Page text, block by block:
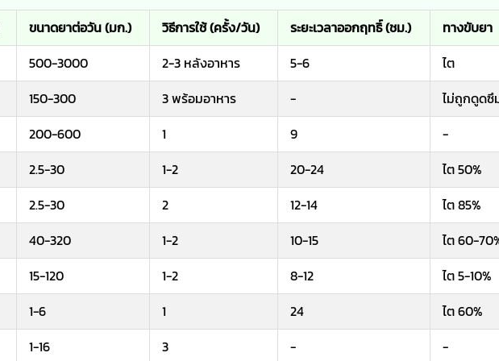
ขนาดยาต่อวัน (มก.) วิธีการใช้ (ครั้ง/วัน) ระยะเวลาออกฤทธิ์ (ชม.)
ทางขับยา
500-3000 2-3 หลังอาหาร 5-6
ไต
150-300 3 พร้อมอาหาร -
ไม่ถูกดูดซึ
200-600 1 9
-
2.5-30 1-2 20-24
ไต 50%
2.5-30 2 12-14
ไต 85%
40-320 1-2 10-15
ไต 60-
15-120 1-2 8-12
ไต 5-10%
1-6 1 24
ไต 60%
1-16 3 - -